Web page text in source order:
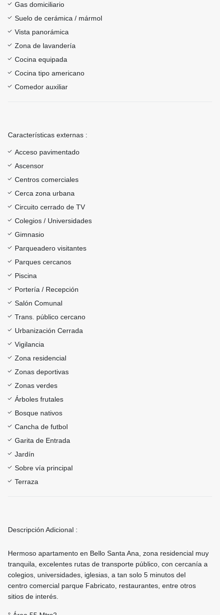
Gas domiciliario
Suelo de cerámica / mármol
Vista panorámica
Zona de lavandería
Cocina equipada
Cocina tipo americano
Comedor auxiliar
Características externas :
Acceso pavimentado
Ascensor
Centros comerciales
Cerca zona urbana
Circuito cerrado de TV
Colegios / Universidades
Gimnasio
Parqueadero visitantes
Parques cercanos
Piscina
Portería / Recepción
Salón Comunal
Trans. público cercano
Urbanización Cerrada
Vigilancia
Zona residencial
Zonas deportivas
Zonas verdes
Árboles frutales
Bosque nativos
Cancha de futbol
Garita de Entrada
Jardín
Sobre vía principal
Terraza
Descripción Adicional :
Hermoso apartamento en Bello Santa Ana, zona residencial muy
tranquila, excelentes rutas de transporte público, con cercanía a
colegios, universidades, iglesias, a tan solo 5 minutos del
centro comercial parque Fabricato, restaurantes, entre otros
sitios de interés.